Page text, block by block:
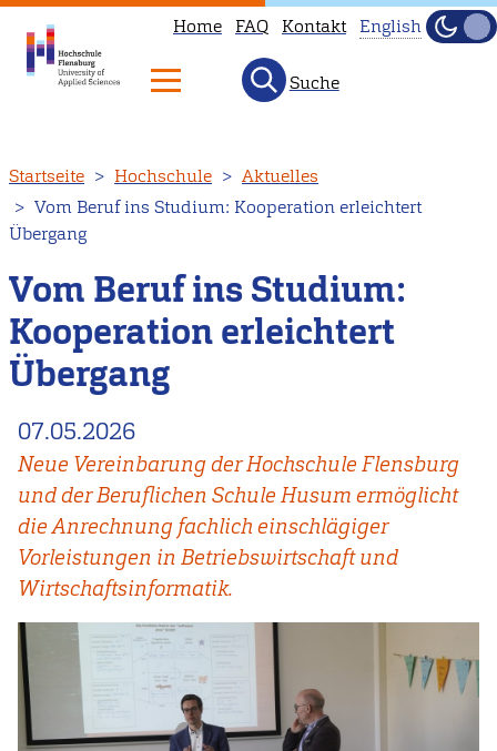
zum
Inhalt
Home FAQ Kontakt
available
English.
Head
to
page
instead.
English
Hell
Suche
Startseite Hochschule
Aktuelles
Vom Beruf ins Studium: Kooperation erleichtert
Übergang
Vom Beruf ins Studium:
Kooperation erleichtert
Übergang
07.05.2026
Neue Vereinbarung der Hochschule Flensburg
und der Beruflichen Schule Husum ermöglicht
die Anrechnung fachlich einschlägiger
Vorleistungen in Betriebswirtschaft und
Wirtschaftsinformatik.